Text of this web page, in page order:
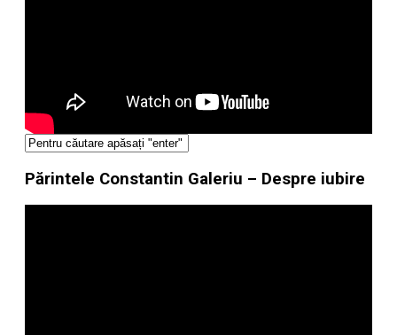
Părintele Constantin Galeriu – Despre iubire